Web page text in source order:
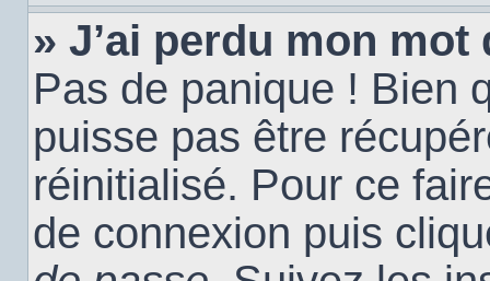
» J’ai perdu mon mot
Pas de panique ! Bien
puisse pas être
réinitialisé. Pour ce
de connexion puis